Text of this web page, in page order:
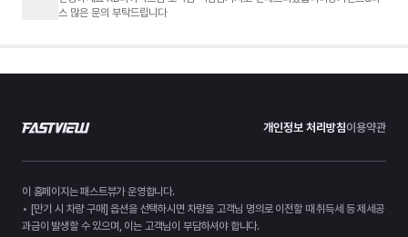
스 많은 문의 부탁드립니다
개인정보 처리방침이용약관
이 홈페이지는 패스트뷰가 운영합니다.
• [만기 시 차량 구매] 옵션을 선택하시면 차량을 고객님 명의로 이전할 때 취득세 등 제세공
과금이 발생할 수 있으며, 이는 고객님이 부담하셔야 합니다.